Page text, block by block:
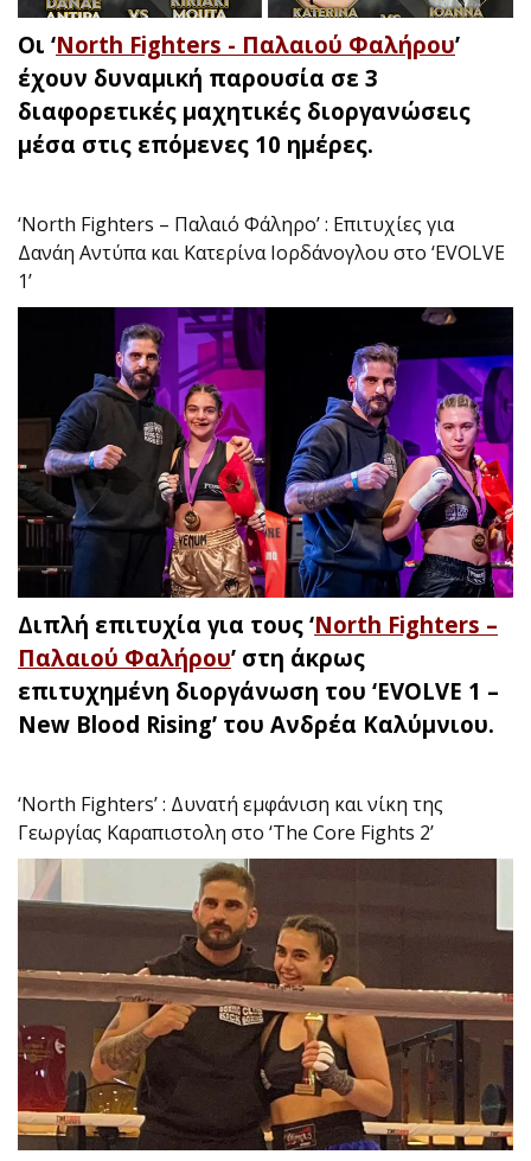
Οι ‘North Fighters - Παλαιού Φαλήρου’
έχουν δυναμική παρουσία σε 3
διαφορετικές μαχητικές διοργανώσεις
μέσα στις επόμενες 10 ημέρες.
‘North Fighters – Παλαιό Φάληρο’ : Επιτυχίες για
Δανάη Αντύπα και Κατερίνα Ιορδάνογλου στο ‘EVOLVE
1’
Διπλή επιτυχία για τους ‘North Fighters –
Παλαιού Φαλήρου’ στη άκρως
επιτυχημένη διοργάνωση του ‘EVOLVE 1 –
New Blood Rising’ του Ανδρέα Καλύμνιου.
‘North Fighters’ : Δυνατή εμφάνιση και νίκη της
Γεωργίας Καραπιστολη στο ‘The Core Fights 2’